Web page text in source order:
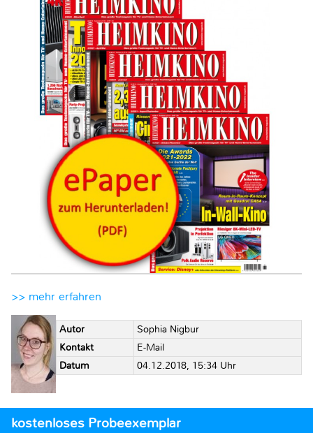
>> mehr erfahren
Autor
Sophia Nigbur
Kontakt
E-Mail
Datum
04.12.2018, 15:34 Uhr
kostenloses Probeexemplar